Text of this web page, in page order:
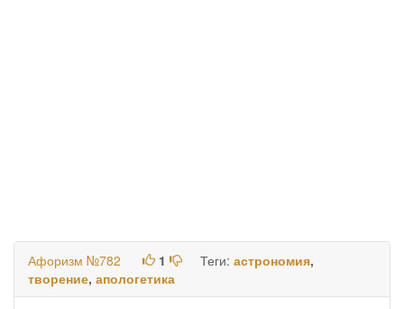
Афоризм №782 1 Теги: астрономия,
творение, апологетика